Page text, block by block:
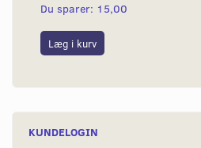
Du sparer: 15,00
Læg i kurv
KUNDELOGIN